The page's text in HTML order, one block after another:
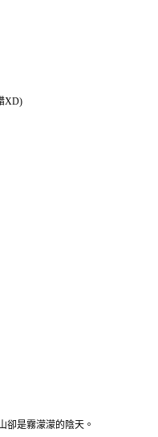
XD)
卻是霧濛濛的陰天。